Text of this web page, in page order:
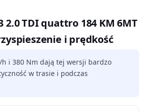
2.0 TDI quattro 184 KM 6MT
i prędkość
h i 380 Nm dają tej wersji bardzo
w trasie i podczas